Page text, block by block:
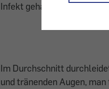
Infekt gehabt hat,
Im Durchschnitt
und tränenden Augen,